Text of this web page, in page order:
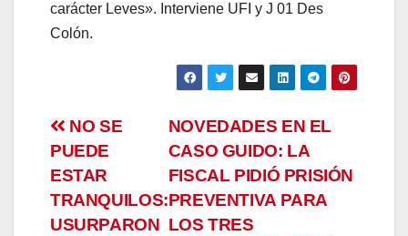
carácter Leves». Interviene UFI y J 01 Des
Colón.
Navegación
de
entradas
NOVEDADES EN EL
CASO GUIDO: LA
FISCAL PIDIÓ PRISIÓN
PREVENTIVA PARA
LOS TRES
NO SE
PUEDE
ESTAR
TRANQUILOS:
USURPARON